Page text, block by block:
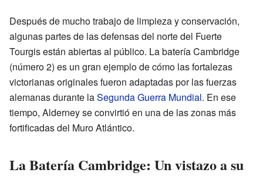
Después de mucho trabajo de limpieza y conservación,
algunas partes de las defensas del norte del Fuerte
Tourgis están abiertas al público. La batería Cambridge
(número 2) es un gran ejemplo de cómo las fortalezas
victorianas originales fueron adaptadas por las fuerzas
alemanas durante laSegunda Guerra Mundial. En ese
tiempo, Alderney se convirtió en una de las zonas más
fortificadas del Muro Atlántico.
La Batería Cambridge: Un vistazo a su